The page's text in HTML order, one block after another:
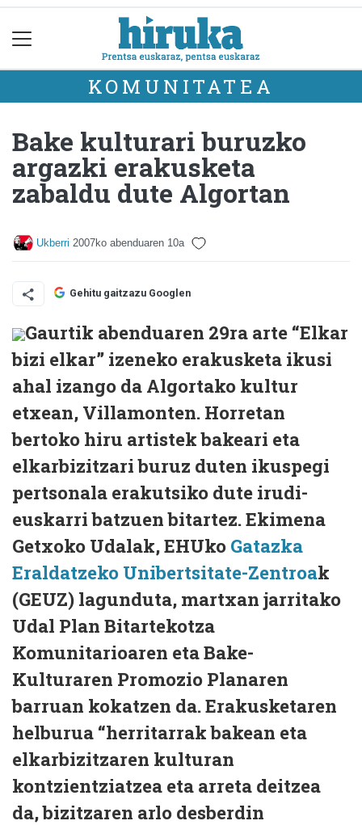
KOMUNITATEA
Bake kulturari buruzko
argazki erakusketa
zabaldu dute Algortan
Ukberri 2007ko abenduaren 10a
Gehitu gaitzazu Googlen
Gaurtik abenduaren 29ra arte “Elkar
bizi elkar” izeneko erakusketa ikusi
ahal izango da Algortako kultur
etxean, Villamonten. Horretan
bertoko hiru artistek bakeari eta
elkarbizitzari buruz duten ikuspegi
pertsonala erakutsiko dute irudi-
euskarri batzuen bitartez. Ekimena
Getxoko Udalak, EHUko Gatazka
Eraldatzeko Unibertsitate-Zentroak
(GEUZ) lagunduta, martxan jarritako
Udal Plan Bitartekotza
Komunitarioaren eta Bake-
Kulturaren Promozio Planaren
barruan kokatzen da. Erakusketaren
helburua “herritarrak bakean eta
elkarbizitzaren kulturan
kontzientziatzea eta arreta deitzea
da, bizitzaren arlo desberdin